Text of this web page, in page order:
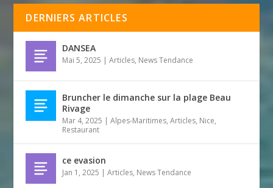
DERNIERS ARTICLES
DANSEA
Mai 5, 2025 |Articles, News Tendance
Bruncher le dimanche sur la plage Beau
Rivage
Mar 4, 2025 |Alpes-Maritimes,Articles, Nice,
Restaurant
ce evasion
Jan 1, 2025 |Articles, News Tendance